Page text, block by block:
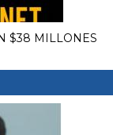
$38 MILLONES